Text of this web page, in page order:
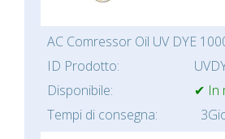
AC Comressor Oil UV DYE
ID Prodotto:
Disponibile:
✔ In
Tempi di consegna: